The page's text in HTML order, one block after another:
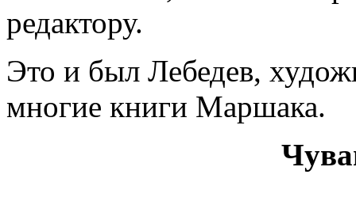
редактору.
Это и был Лебедев,
многие книги Маршака.